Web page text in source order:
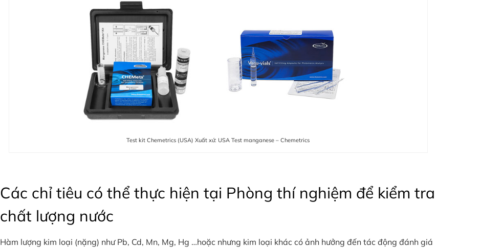
Test kit Chemetrics (USA) Xuất xứ: USA Test manganese – Chemetrics
Các chỉ tiêu có thể thực hiện tại Phòng thí nghiệm để kiểm tra
chất lượng nước
Hàm lượng kim loại (nặng) như Pb, Cd, Mn, Mg, Hg …hoặc nhưng kim loại khác có ảnh hưởng đến tác động đánh giá